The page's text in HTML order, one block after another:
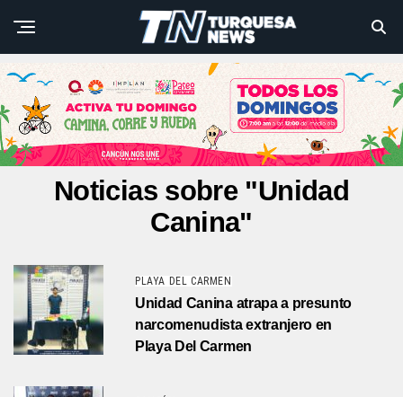
Noticias sobre "Unidad
Canina"
PLAYA DEL CARMEN
Unidad Canina atrapa a presunto
narcomenudista extranjero en
Playa Del Carmen